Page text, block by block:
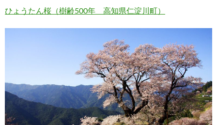
ひょうたん桜（樹齢500年 高知県仁淀川町）